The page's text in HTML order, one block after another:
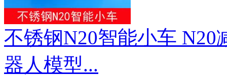
不锈钢N20智能小车
器人模型...